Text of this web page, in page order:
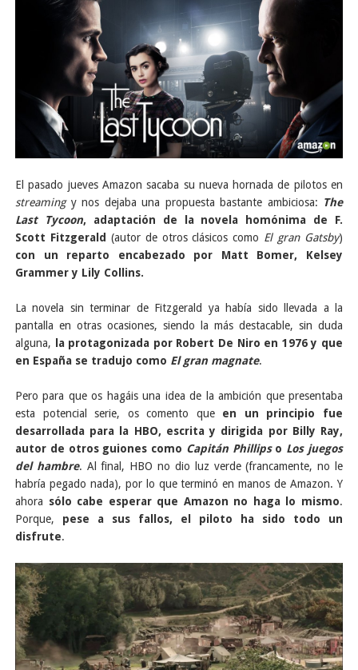
El pasado jueves Amazon sacaba su nueva hornada de pilotos en
streamingy nos dejaba una propuesta bastante ambiciosa: The
Last Tycoon, adaptación de la novela homónima de F.
Scott Fitzgerald (autor de otros clásicos como El gran Gatsby)
con un reparto encabezado por Matt Bomer, Kelsey
Grammer y Lily Collins.
La novela sin terminar de Fitzgerald ya había sido llevada a la
pantalla en otras ocasiones, siendo la más destacable, sin duda
alguna,
la protagonizada por Robert De Niro en 1976 y que
en España se tradujo como El gran magnate.
Pero para que os hagáis una idea de la ambición que presentaba
esta potencial serie, os comento que en un principio fue
desarrollada para la HBO, escrita y dirigida por Billy Ray,
autor de otros guiones como Capitán Phillipso Los juegos
del hambre. Al final, HBO no dio luz verde (francamente, no le
habría pegado nada), por lo que terminó en manos de Amazon. Y
ahora sólo cabe esperar que Amazon no haga lo mismo.
Porque, pese a sus fallos, el piloto ha sido todo un
disfrute.